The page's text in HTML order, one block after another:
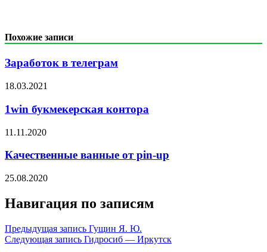
Похожие записи
Заработок в телеграм
18.03.2021
1win букмекерская контора
11.11.2020
Качественные ванные от pin-up
25.08.2020
Навигация по записям
Предыдущая запись Гущин Я. Ю.
Следующая запись Гидросиб — Иркутск